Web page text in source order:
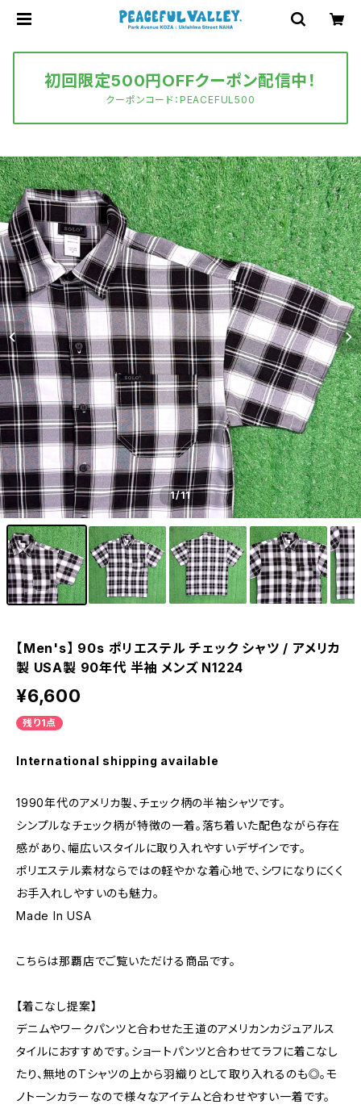
初回限定500円OFFクーポン配信中！
クーポンコード：PEACEFUL500
1/11
【Men's】 90s ポリエステル チェック シャツ / アメリカ
製 USA製 90年代 半袖 メンズ N1224
¥6,600
残り1点
International shipping available
1990年代のアメリカ製、チェック柄の半袖シャツです。
シンプルなチェック柄が特徴の一着。落ち着いた配色ながら存在
感があり、幅広いスタイルに取り入れやすいデザインです。
ポリエステル素材ならではの軽やかな着心地で、シワになりにくく
お手入れしやすいのも魅力。
Made In USA
こちらは那覇店でご覧いただける商品です。
【着こなし提案】
デニムやワークパンツと合わせた王道のアメリカンカジュアルス
タイルにおすすめです。ショートパンツと合わせてラフに着こなし
たり、無地のTシャツの上から羽織りとして取り入れるのも◎。モ
ノトーンカラーなので様々なアイテムと合わせやすい一着です。